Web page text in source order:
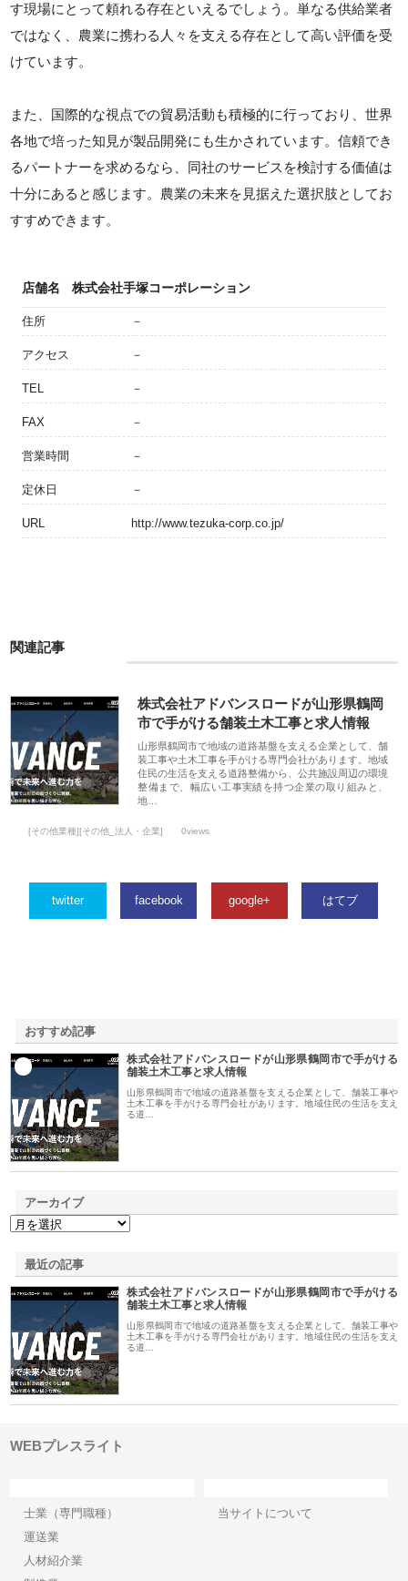
す現場にとって頼れる存在といえるでしょう。単なる供給業者
ではなく、農業に携わる人々を支える存在として高い評価を受
けています。
また、国際的な視点での貿易活動も積極的に行っており、世界
各地で培った知見が製品開発にも生かされています。信頼でき
るパートナーを求めるなら、同社のサービスを検討する価値は
十分にあると感じます。農業の未来を見据えた選択肢としてお
すすめできます。
店舗名 株式会社手塚コーポレーション
住所 －
アクセス －
TEL －
FAX －
営業時間 －
定休日 －
URL http://www.tezuka-corp.co.jp/
関連記事
株式会社アドバンスロードが山形県鶴岡
市で手がける舗装土木工事と求人情報
山形県鶴岡市で地域の道路基盤を支える企業として、舗
装工事や土木工事を手がける専門会社があります。地域
住民の生活を支える道路整備から、公共施設周辺の環境
整備まで、幅広い工事実績を持つ企業の取り組みと、
地…
[その他業種][その他_法人・企業] 0views
twitter facebook google+ はてブ
おすすめ記事
株式会社アドバンスロードが山形県鶴岡市で手がける
舗装土木工事と求人情報
山形県鶴岡市で地域の道路基盤を支える企業として、舗装工事や
土木工事を手がける専門会社があります。地域住民の生活を支え
る道…
アーカイブ
最近の記事
株式会社アドバンスロードが山形県鶴岡市で手がける
舗装土木工事と求人情報
山形県鶴岡市で地域の道路基盤を支える企業として、舗装工事や
土木工事を手がける専門会社があります。地域住民の生活を支え
る道…
WEBプレスライト
士業（専門職種）
運送業
人材紹介業
当サイトについて